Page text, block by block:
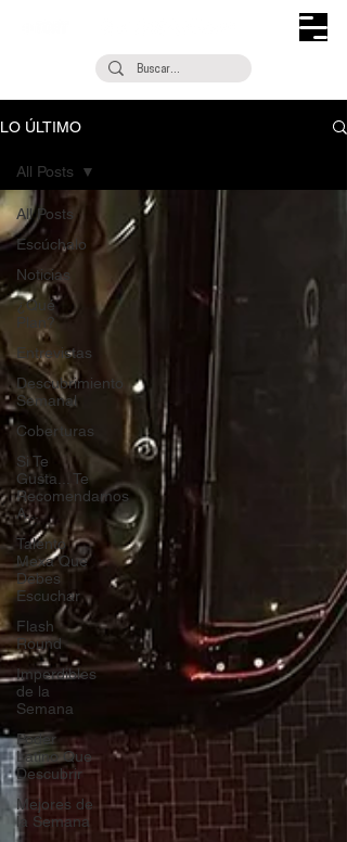
LO ÚLTIMO
All Posts
Escúchalo
Noticias
¿Qué
Plan?
Entrevistas
Descubrimiento
Semanal
Coberturas
Si Te
Gusta... Te
Recomendamos
A...
Talento
Mexa Que
Debes
Escuchar
Flash
Round
Imperdibles
de la
Semana
Poder
Latino Que
Descubrir
Mejores de
la Semana
All Posts